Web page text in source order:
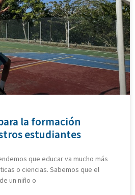
la formación
estudiantes
que educar va mucho más
o ciencias. Sabemos que el
un niño o